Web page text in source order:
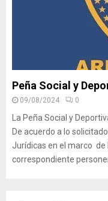
Peña Social y
09/08/2024 0
La Peña Social y
De acuerdo a lo
Jurídicas en el marco de
correspondiente